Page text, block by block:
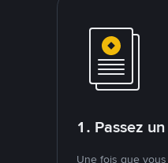
1. Passez
Une fois que